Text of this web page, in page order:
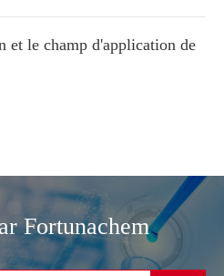
et le champ d'application de
Fortunachem